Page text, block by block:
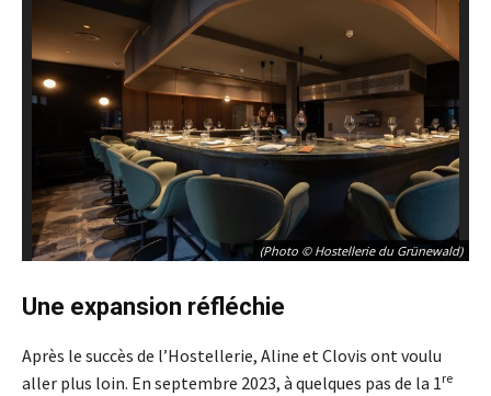
(Photo © Hostellerie du Grünewald)
Une expansion réfléchie
Après le succès de l’Hostellerie, Aline et Clovis ont voulu
aller plus loin. En septembre 2023, à quelques pas de la 1re